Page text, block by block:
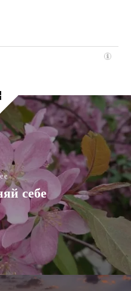
себе